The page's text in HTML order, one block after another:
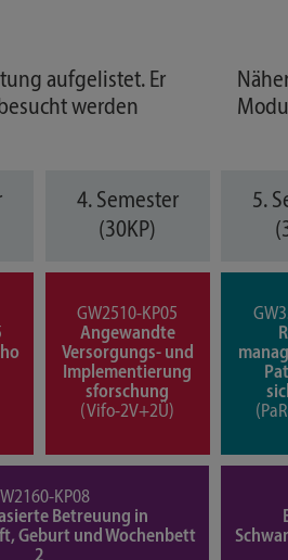
aufgelistet. Er
werden
KP08
Betreuung in
Geburt und Wochenbett
2
4. Semester
(30KP)
GW2510-KP05
Angewandte
Versorgungs- und
Implementierung
s­forschung
(Vifo-2V+2Ü)
5.